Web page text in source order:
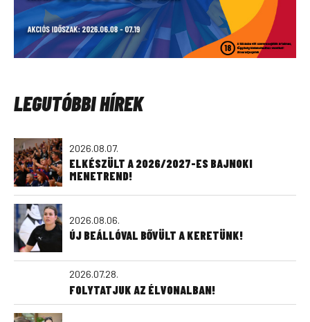
LEGUTÓBBI HÍREK
2026.08.07.
ELKÉSZÜLT A 2026/2027-ES BAJNOKI
MENETREND!
2026.08.06.
ÚJ BEÁLLÓVAL BŐVÜLT A KERETÜNK!
2026.07.28.
FOLYTATJUK AZ ÉLVONALBAN!